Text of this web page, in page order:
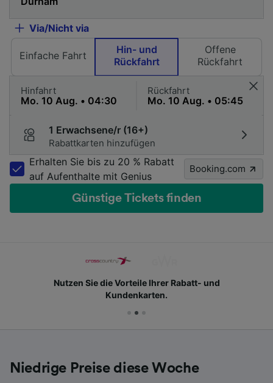
Via/Nicht via
Einfache Fahrt
Hin- und
Rückfahrt
Offene
Rückfahrt
Hinfahrt Rückfahrt
1 Erwachsene/r (16+)
Rabattkarten hinzufügen
Erhalten Sie bis zu 20 % Rabatt
auf Aufenthalte mit Genius
Booking.com
Günstige Tickets finden
Nutzen Sie die Vorteile Ihrer Rabatt- und
Kundenkarten.
Niedrige Preise diese Woche